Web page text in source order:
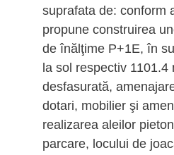
suprafata de: conform
propune construirea
de înălţime P+1E, în
la sol respectiv 1101.4
desfasurată,
dotari, mobilier şi
realizarea aleilor
parcare, locului de